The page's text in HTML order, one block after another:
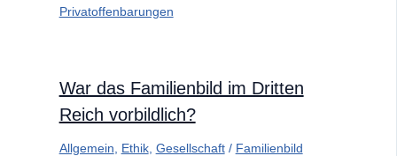
Privatoffenbarungen
War das Familienbild im Dritten
Reich vorbildlich?
Allgemein Ethik, Gesellschaft/ Familienbild